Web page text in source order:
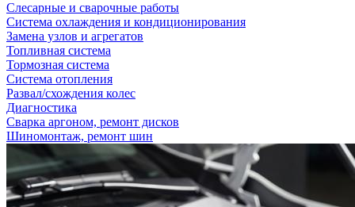
Слесарные и сварочные работы
Система охлаждения и кондиционирования
Замена узлов и агрегатов
Топливная система
Тормозная система
Система отопления
Развал/схождения колес
Диагностика
Сварка аргоном, ремонт дисков
Шиномонтаж, ремонт шин